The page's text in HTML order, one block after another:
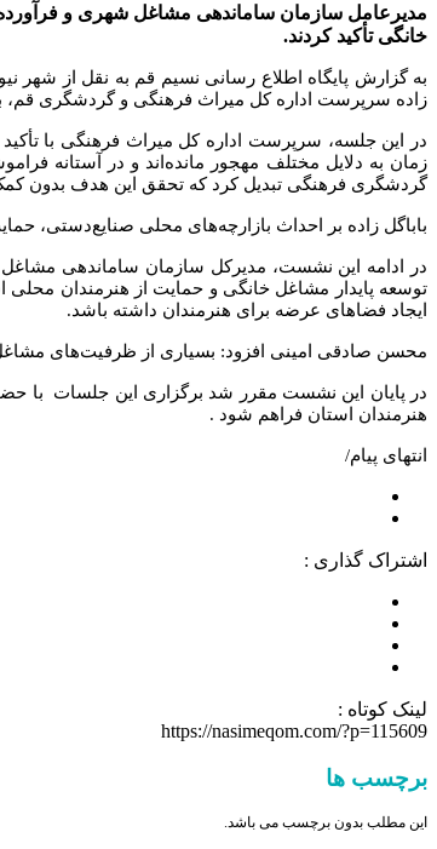
مدیرعامل سازمان ساماندهی مشاغل شهری و
خانگی تأکید کردند.
به گزارش پایگاه اطلاع رسانی نسیم قم به نقل از
زاده سرپرست اداره کل میراث فرهنگی و گردشگری
در این جلسه، سرپرست اداره کل میراث فرهنگی با
زمان به دلایل مختلف مهجور مانده‌اند و در آستانه
گردشگری فرهنگی تبدیل کرد که تحقق این هدف بدون
باباگل زاده بر احداث بازارچه‌های محلی صنایع‌دستی،
در ادامه این نشست، مدیرکل سازمان ساماندهی
توسعه پایدار مشاغل خانگی و حمایت از هنرمندان محلی
ایجاد فضاهای عرضه برای هنرمندان داشته باشد.
محسن صادقی امینی افزود: بسیاری از ظرفیت‌های
در پایان این نشست مقرر شد برگزاری این جلسات با
هنرمندان استان فراهم شود .
انتهای پیام/
اشتراک گذاری :
لینک کوتاه :
https://nasimeqom.com/?p=115609
برچسب ها
این مطلب بدون برچسب می باشد.